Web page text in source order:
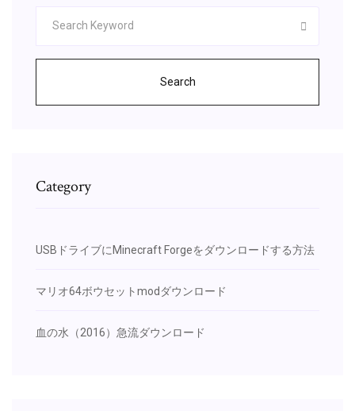
Search
Category
USBドライブにMinecraft Forgeをダウンロードする方法
マリオ64ボウセットmodダウンロード
血の水（2016）急流ダウンロード